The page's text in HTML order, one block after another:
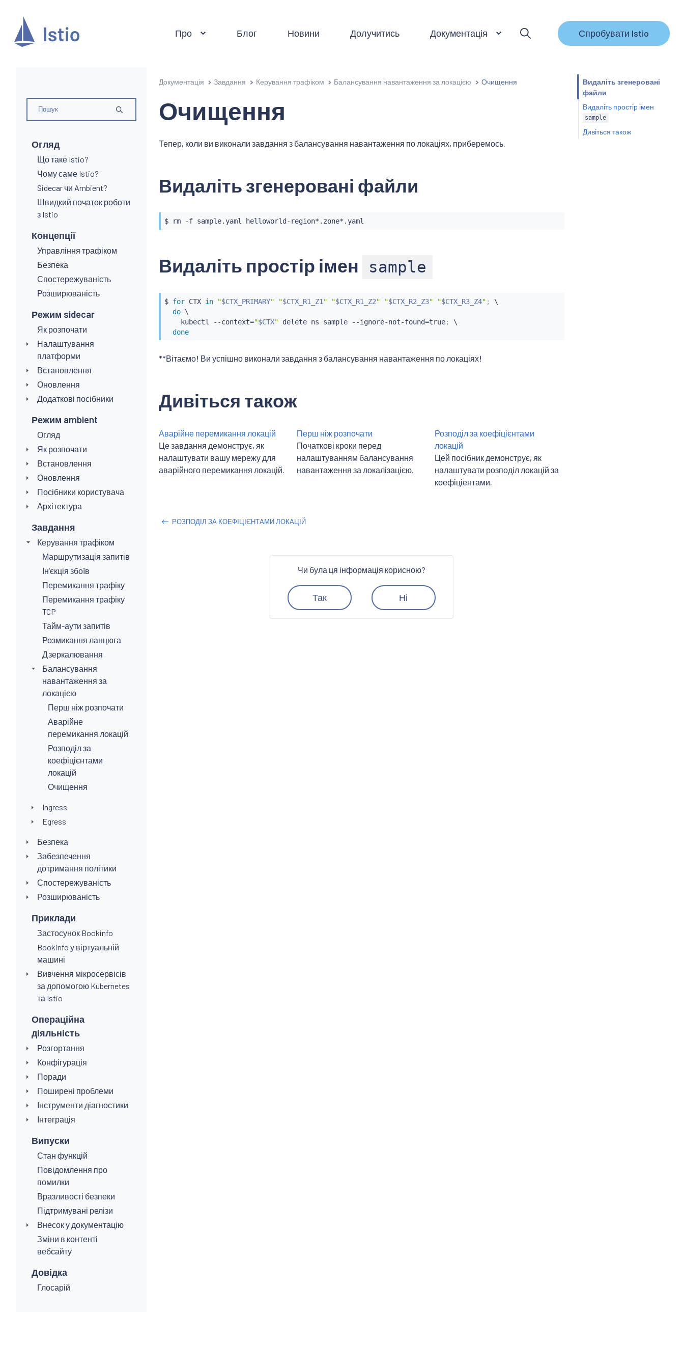
Про Блог Новини Долучитись Документація Спробувати Istio
Огляд
Що таке Istio?
Чому саме Istio?
Sidecar чи Ambient?
Швидкий початок роботи
з Istio
Концепції
Управління трафіком
Безпека
Спостережуваність
Розширюваність
Режим sidecar
Як розпочати
Налаштування
платформи
Встановлення
Оновлення
Додаткові посібники
Режим ambient
Огляд
Як розпочати
Встановлення
Оновлення
Посібники користувача
Архітектура
Завдання
Керування трафіком
Маршрутизація запитів
Інʼєкція збоїв
Перемикання трафіку
Перемикання трафіку
TCP
Тайм-аути запитів
Розмикання ланцюга
Дзеркалювання
Балансування
навантаження за
локацією
Перш ніж розпочати
Аварійне
перемикання локацій
Розподіл за
коефіцієнтами
локацій
Очищення
Ingress
Egress
Безпека
Забезпечення
дотримання політики
Спостережуваність
Розширюваність
Приклади
Застосунок Bookinfo
Bookinfo у віртуальній
машині
Вивчення мікросервісів
за допомогою Kubernetes
та Istio
Операційна
діяльність
Розгортання
Конфігурація
Поради
Поширені проблеми
Інструменти діагностики
Інтеграція
Випуски
Стан функцій
Повідомлення про
помилки
Вразливості безпеки
Підтримувані релізи
Внесок у документацію
Зміни в контенті
вебсайту
Довідка
Глосарій
Документація Завдання Керування трафіком Балансування навантаження за локацією Очищення
Очищення
Тепер, коли ви виконали завдання з балансування навантаження по локаціях, приберемось.
Видаліть згенеровані файли
$ rm
Видаліть простір імен sample
$ for CTX in "$CTX_PRIMARY" "$CTX_R1_Z1 " "$CTX_R1_Z2" "$CTX_R2_Z3" "$CTX_R3_Z4" ;
\
do \
kubectl
--context="$CTX" delete ns sample --ignore-not-found=true;
\
done
**Вітаємо! Ви успішно виконали завдання з балансування навантаження по локаціях!
Дивіться також
Аварійне перемикання локацій
Це завдання демонструє, як
налаштувати вашу мережу для
аварійного перемикання локацій.
Перш ніж розпочати
Початкові кроки перед
налаштуванням балансування
навантаження за локалізацією.
Розподіл за коефіцієнтами
локацій
Цей посібник демонструє, як
налаштувати розподіл локацій за
коефіціентами.
РОЗПОДІЛ ЗА КОЕФІЦІЄНТАМИ ЛОКАЦІЙ
Чи була ця інформація корисною?
Так Ні
Видаліть згенеровані
файли
Видаліть простір імен
sample
Дивіться також